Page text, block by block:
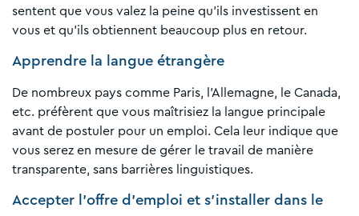
sentent que vous valez la peine qu'ils investissent en
vous et qu'ils obtiennent beaucoup plus en retour.
Apprendre la langue étrangère
De nombreux pays comme Paris, l'Allemagne, le Canada,
etc. préfèrent que vous maîtrisiez la langue principale
avant de postuler pour un emploi. Cela leur indique que
vous serez en mesure de gérer le travail de manière
transparente, sans barrières linguistiques.
Accepter l'offre d'emploi et s'installer dans le